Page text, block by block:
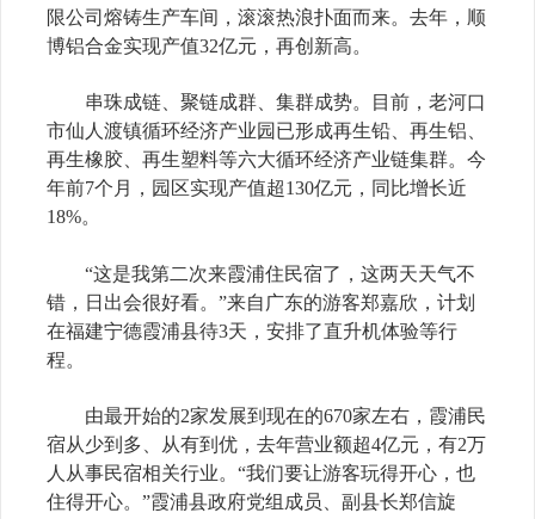
限公司熔铸生产车间，滚滚热浪扑面而来。去年，顺
博铝合金实现产值32亿元，再创新高。
串珠成链、聚链成群、集群成势。目前，老河口
市仙人渡镇循环经济产业园已形成再生铅、再生铝、
再生橡胶、再生塑料等六大循环经济产业链集群。今
年前7个月，园区实现产值超130亿元，同比增长近
18%。
“这是我第二次来霞浦住民宿了，这两天天气不
错，日出会很好看。”来自广东的游客郑嘉欣，计划
在福建宁德霞浦县待3天，安排了直升机体验等行
程。
由最开始的2家发展到现在的670家左右，霞浦民
宿从少到多、从有到优，去年营业额超4亿元，有2万
人从事民宿相关行业。“我们要让游客玩得开心，也
住得开心。”霞浦县政府党组成员、副县长郑信旋